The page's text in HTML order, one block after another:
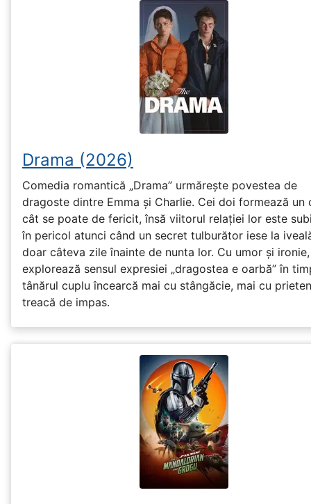
Drama (2026)
Comedia romantică „Drama” urmărește povestea de
dragoste dintre Emma și Charlie. Cei doi formează un
cât se poate de fericit, însă viitorul relației lor este
în pericol atunci când un secret tulburător iese la
doar câteva zile înainte de nunta lor. Cu umor și
explorează sensul expresiei „dragostea e oarbă” în
tânărul cuplu încearcă mai cu stângăcie, mai cu
treacă de impas.